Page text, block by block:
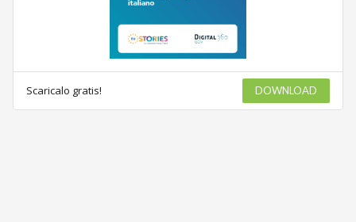
Scaricalo gratis! DOWNLOAD